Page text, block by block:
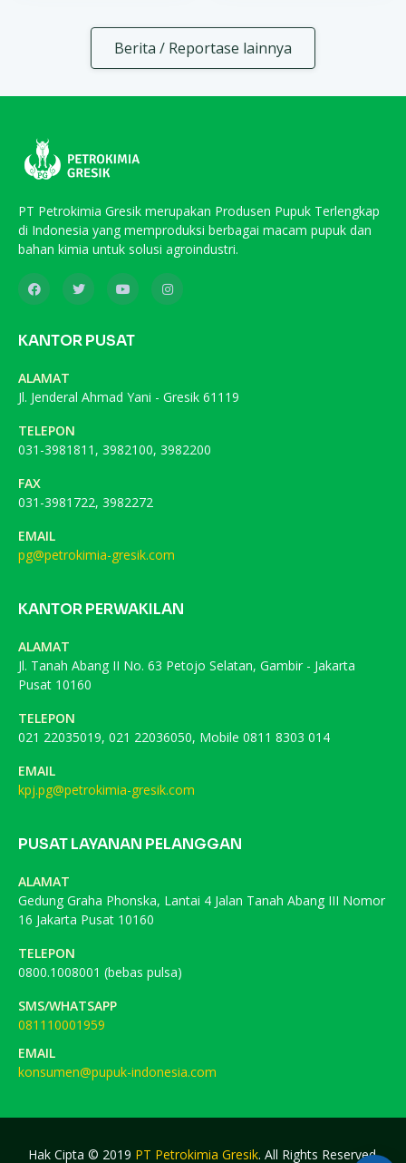
Berita / Reportase lainnya
PT Petrokimia Gresik merupakan Produsen Pupuk Terlengkap
di Indonesia yang memproduksi berbagai macam pupuk dan
bahan kimia untuk solusi agroindustri.
KANTOR PUSAT
ALAMAT
Jl. Jenderal Ahmad Yani - Gresik 61119
TELEPON
031-3981811, 3982100, 3982200
FAX
031-3981722, 3982272
EMAIL
pg@petrokimia-gresik.com
KANTOR PERWAKILAN
ALAMAT
Jl. Tanah Abang II No. 63 Petojo Selatan, Gambir - Jakarta
Pusat 10160
TELEPON
021 22035019, 021 22036050, Mobile 0811 8303 014
EMAIL
kpj.pg@petrokimia-gresik.com
PUSAT LAYANAN PELANGGAN
ALAMAT
Gedung Graha Phonska, Lantai 4 Jalan Tanah Abang III Nomor
16 Jakarta Pusat 10160
TELEPON
0800.1008001 (bebas pulsa)
SMS/WHATSAPP
081110001959
EMAIL
konsumen@pupuk-indonesia.com
Hak Cipta © 2019 PT Petrokimia Gresik. All Rights Reserved.